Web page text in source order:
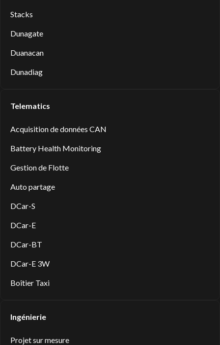
Stacks
Dunagate
Duanacan
Dunadiag
Telematics
Acquisition de données CAN
Battery Health Monitoring
Gestion de Flotte
Auto partage
DCar-S
DCar-E
DCar-BT
DCar-E 3W
Boîtier Taxi
Ingénierie
Projet sur mesure